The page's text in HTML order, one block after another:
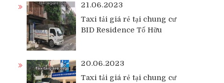
21.06.2023
Taxi tải giá rẻ tại chung cư
BID Residence Tố Hữu
20.06.2023
Taxi tải giá rẻ tại chung cư